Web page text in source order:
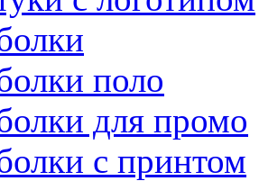
поло
для промо
с принтом